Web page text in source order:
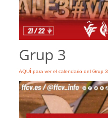
Grup 3
AQUÍ para ver el calendario del Grup 3